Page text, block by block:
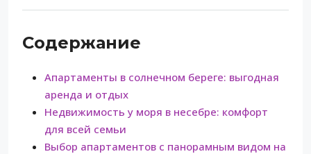
Содержание
Апартаменты в солнечном береге: выгодная
аренда и отдых
Недвижимость у моря в несебре: комфорт
для всей семьи
Выбор апартаментов с панорамным видом на